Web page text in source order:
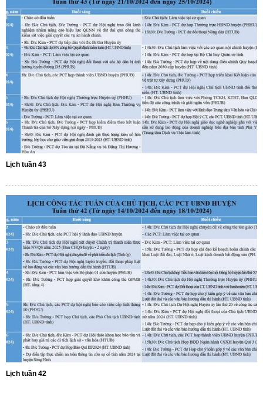
Lịch tuần 43
Lịch tuần 42
UBND xã Phú Hòa 1 về việc thu hồi đất hộ gia đình, cá nhân
ông (bà): Lê Văn Phương để thực hiện Dự án: Hồ Suối Cái xã
Phú Hòa 1 - đợt 31. Địa điểm: Thôn Nhất Sơn, xã Phú Hòa 1,
tỉnh Đắk Lắk)
Ngày ban hành: (31/07/2026)
Số:11/TB-TTCƯDVSNC
Tên:(Thông báo về việc cho thuê nhà do Trung tâm Cung ứng
dịch vụ sự nghiệp công xã quản lý, khai thác)
Ngày ban hành: (31/07/2026)
Số:680/TB-UBND
Tên:(Thông báo về việc công bố Danh mục thủ tục hành chính
mới ban hành lĩnh vực giáo dục và đào tạo thuộc phạm vi, chức
năng quản lý của Sở Giáo dục và Đào tạo)
Ngày ban hành: (31/07/2026)